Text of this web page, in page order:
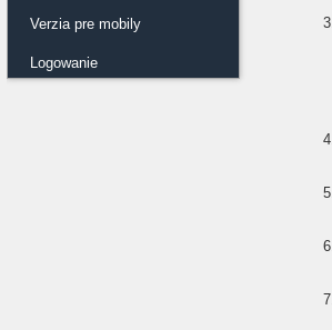
Verzia pre mobily
Logowanie